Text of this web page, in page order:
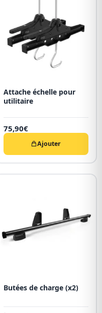
Attache échelle pour
utilitaire
75,90€
Ajouter
Butées de charge (x2)